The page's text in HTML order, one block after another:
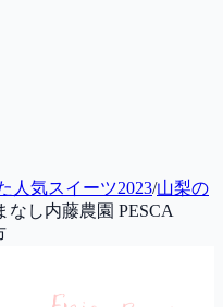
人気スイーツ2023/山梨の
なし内藤農園 PESCA